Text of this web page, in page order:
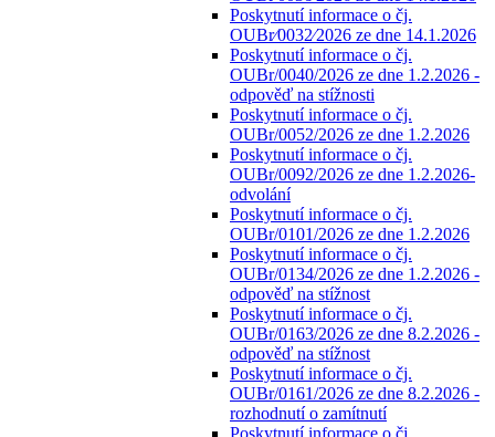
Poskytnutí informace o čj.
OUBr⁄0032⁄2026 ze dne 14.1.2026
Poskytnutí informace o čj.
OUBr/0040/2026 ze dne 1.2.2026 -
odpověď na stížnosti
Poskytnutí informace o čj.
OUBr/0052/2026 ze dne 1.2.2026
Poskytnutí informace o čj.
OUBr/0092/2026 ze dne 1.2.2026-
odvolání
Poskytnutí informace o čj.
OUBr/0101/2026 ze dne 1.2.2026
Poskytnutí informace o čj.
OUBr/0134/2026 ze dne 1.2.2026 -
odpověď na stížnost
Poskytnutí informace o čj.
OUBr/0163/2026 ze dne 8.2.2026 -
odpověď na stížnost
Poskytnutí informace o čj.
OUBr/0161/2026 ze dne 8.2.2026 -
rozhodnutí o zamítnutí
Poskytnutí informace o čj.